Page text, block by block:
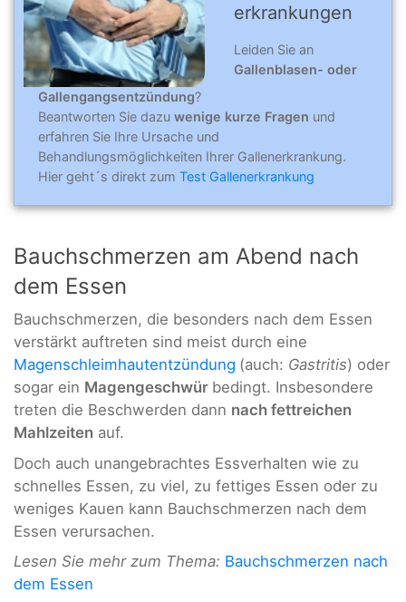
erkran­kung­en
Leiden Sie an
Gallenblasen- oder
Gallengangsentzündung?
Beantworten Sie dazu wenige kurze Fragen und
erfahren Sie Ihre Ursache und
Behandlungsmöglichkeiten Ihrer Gallenerkrankung.
Hier geht´s direkt zum Test Gallenerkrankung
Bauchschmerzen am Abend nach
dem Essen
Bauchschmerzen, die besonders nach dem Essen
verstärkt auftreten sind meist durch eine
Magenschleimhautentzündung (auch: Gastritis) oder
sogar ein Magengeschwür bedingt. Insbesondere
treten die Beschwerden dann nach fettreichen
Mahlzeiten auf.
Doch auch unangebrachtes Essverhalten wie zu
schnelles Essen, zu viel, zu fettiges Essen oder zu
weniges Kauen kann Bauchschmerzen nach dem
Essen verursachen.
Lesen Sie mehr zum Thema: Bauchschmerzen nach
dem Essen